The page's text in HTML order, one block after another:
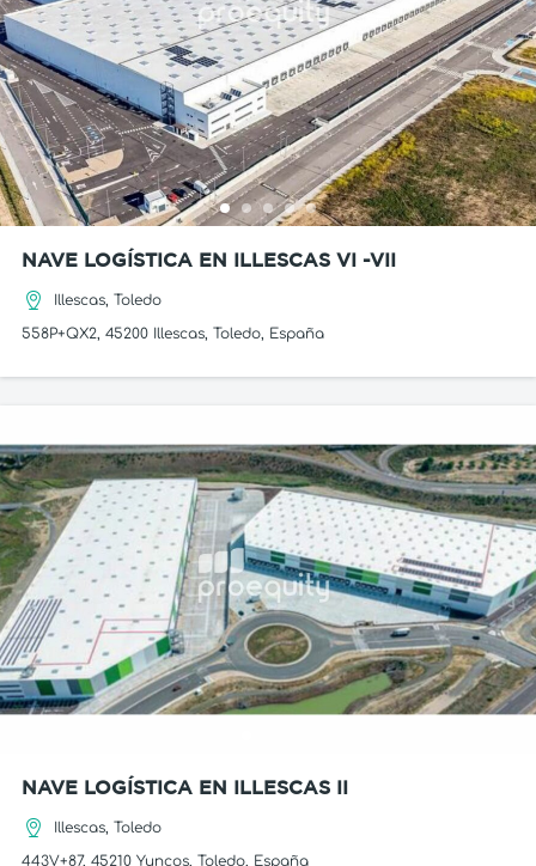
NAVE LOGÍSTICA EN ILLESCAS VI -VII
Illescas, Toledo
558P+QX2, 45200 Illescas, Toledo, España
NAVE LOGÍSTICA EN ILLESCAS II
Illescas, Toledo
443V+87, 45210 Yuncos, Toledo, España